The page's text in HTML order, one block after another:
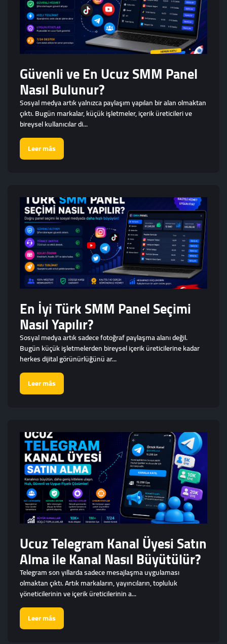
Güvenli ve En Ucuz SMM Panel
Nasıl Bulunur?
Sosyal medya artık yalnızca paylaşım yapılan bir alan olmaktan
çıktı. Bugün markalar, küçük işletmeler, içerik üreticileri ve
bireysel kullanıcılar di...
Leer más
En İyi Türk SMM Panel Seçimi
Nasıl Yapılır?
Sosyal medya artık sadece fotoğraf paylaşma alanı değil.
Bugün küçük işletmelerden bireysel içerik üreticilerine kadar
herkes dijital görünürlüğünü ar...
Leer más
Ucuz Telegram Kanal Üyesi Satın
Alma ile Kanal Nasıl Büyütülür?
Telegram son yıllarda sadece mesajlaşma uygulaması
olmaktan çıktı. Artık markaların, yayıncıların, topluluk
yöneticilerinin ve içerik üreticilerinin a...
Leer más